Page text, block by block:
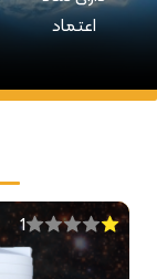
اعتماد
1